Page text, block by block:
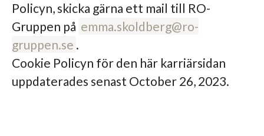
Policyn, skicka gärna ett mail till RO-
Gruppen på emma.skoldberg@ro-
gruppen.se .
Cookie Policyn för den här karriärsidan
uppdaterades senast October 26, 2023.